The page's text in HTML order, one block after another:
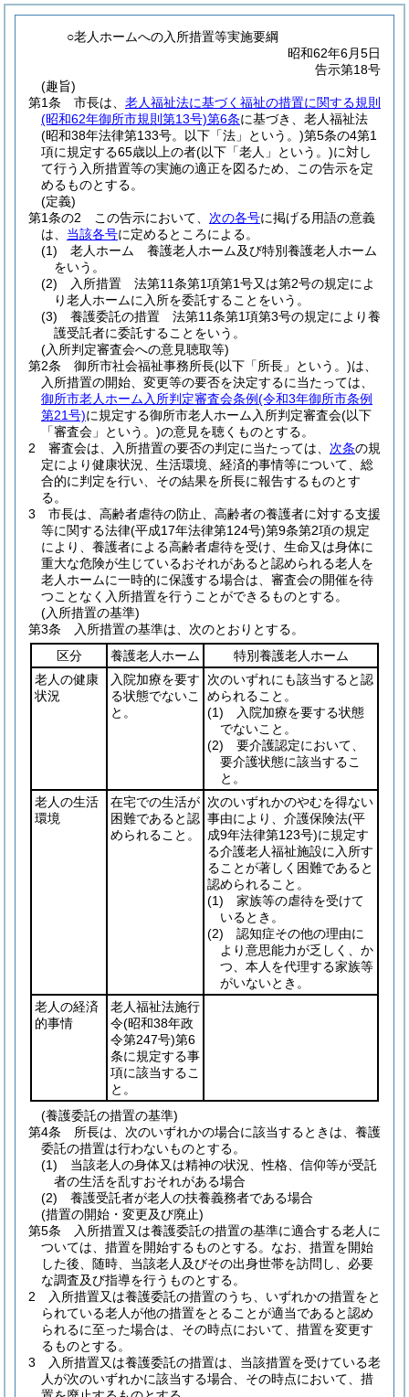
○老人ホームへの入所措置等実施要綱
昭和62年6月5日
告示第18号
(趣旨)
第1条
市長は、 老人福祉法に基づく福祉の措置に関する規則
(昭和62年御所市規則第13号)第6条に基づき、老人福祉法
(昭和38年法律第133号。以下「法」という。)第5条の4第1
項に規定する65歳以上の者(以下「老人」という。)に対し
て行う入所措置等の実施の適正を図るため、この告示を定
めるものとする。
(定義)
第1条の2
この告示において、 次の各号に掲げる用語の意義
は、 当該各号に定めるところによる。
(1)
老人ホーム 養護老人ホーム及び特別養護老人ホーム
をいう。
(2)
入所措置 法第11条第1項第1号又は第2号の規定によ
り老人ホームに入所を委託することをいう。
(3)
養護委託の措置 法第11条第1項第3号の規定により養
護受託者に委託することをいう。
(入所判定審査会への意見聴取等)
第2条
御所市社会福祉事務所長(以下「所長」という。)は、
入所措置の開始、変更等の要否を決定するに当たっては、
御所市老人ホーム入所判定審査会条例(令和3年御所市条例
第21号)に規定する御所市老人ホーム入所判定審査会(以下
「審査会」という。)の意見を聴くものとする。
2
審査会は、入所措置の要否の判定に当たっては、 次条の規
定により健康状況、生活環境、経済的事情等について、総
合的に判定を行い、その結果を所長に報告するものとす
る。
3
市長は、高齢者虐待の防止、高齢者の養護者に対する支援
等に関する法律(平成17年法律第124号)第9条第2項の規定
により、養護者による高齢者虐待を受け、生命又は身体に
重大な危険が生じているおそれがあると認められる老人を
老人ホームに一時的に保護する場合は、審査会の開催を待
つことなく入所措置を行うことができるものとする。
(入所措置の基準)
第3条
入所措置の基準は、次のとおりとする。
区分
養護老人ホーム
特別養護老人ホーム
老人の健康
状況
入院加療を要す
る状態でないこ
と。
次のいずれにも該当すると認
められること。
(1) 入院加療を要する状態
でないこと。
(2) 要介護認定において、
要介護状態に該当するこ
と。
老人の生活
環境
在宅での生活が
困難であると認
められること。
次のいずれかのやむを得ない
事由により、介護保険法(平
成9年法律第123号)に規定す
る介護老人福祉施設に入所す
ることが著しく困難であると
認められること。
(1) 家族等の虐待を受けて
いるとき。
(2) 認知症その他の理由に
より意思能力が乏しく、か
つ、本人を代理する家族等
がいないとき。
老人の経済
的事情
老人福祉法施行
令(昭和38年政
令第247号)第6
条に規定する事
項に該当するこ
と。
(養護委託の措置の基準)
第4条
所長は、次のいずれかの場合に該当するときは、養護
委託の措置は行わないものとする。
(1)
当該老人の身体又は精神の状況、性格、信仰等が受託
者の生活を乱すおそれがある場合
(2)
養護受託者が老人の扶養義務者である場合
(措置の開始・変更及び廃止)
第5条
入所措置又は養護委託の措置の基準に適合する老人に
ついては、措置を開始するものとする。 なお、措置を開始
した後、随時、当該老人及びその出身世帯を訪問し、必要
な調査及び指導を行うものとする。
2
入所措置又は養護委託の措置のうち、いずれかの措置をと
られている老人が他の措置をとることが適当であると認め
られるに至った場合は、その時点において、措置を変更す
るものとする。
3
入所措置又は養護委託の措置は、当該措置を受けている老
人が次のいずれかに該当する場合、その時点において、措